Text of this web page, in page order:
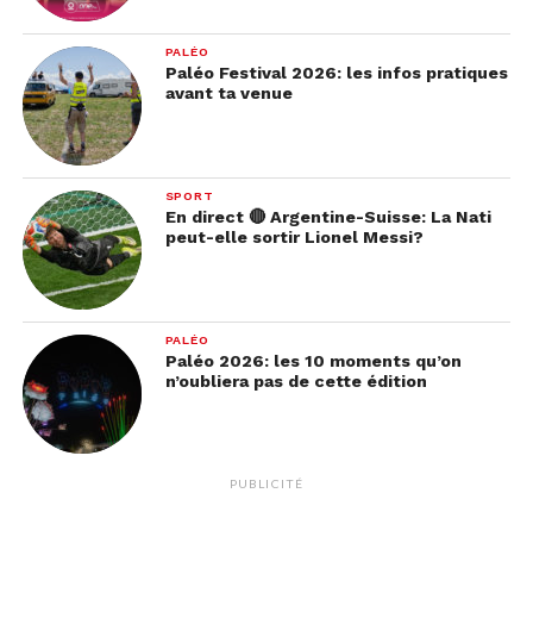
PALÉO
Paléo Festival 2026: les infos pratiques
avant ta venue
SPORT
En direct 🔴 Argentine-Suisse: La Nati
peut-elle sortir Lionel Messi?
PALÉO
Paléo 2026: les 10 moments qu’on
n’oubliera pas de cette édition
PUBLICITÉ